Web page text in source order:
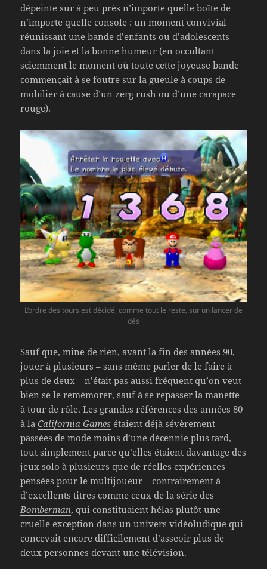
dépeinte sur à peu près n’importe quelle boîte de
n’importe quelle console : un moment convivial
réunissant une bande d’enfants ou d’adolescents
dans la joie et la bonne humeur (en occultant
sciemment le moment où toute cette joyeuse bande
commençait à se foutre sur la gueule à coups de
mobilier à cause d’un zerg rush ou d’une carapace
rouge).
L’ordre des tours est décidé, comme tout le reste, sur un lancer de
dés
Sauf que, mine de rien, avant la fin des années 90,
jouer à plusieurs – sans même parler de le faire à
plus de deux – n’était pas aussi fréquent qu’on veut
bien se le remémorer, sauf à se repasser la manette
à tour de rôle. Les grandes références des années 80
à laCalifornia Games étaient déjà sévèrement
passées de mode moins d’une décennie plus tard,
tout simplement parce qu’elles étaient davantage des
jeux solo à plusieurs que de réelles expériences
pensées pour le multijoueur – contrairement à
d’excellents titres comme ceux de la série des
Bomberman, qui constituaient hélas plutôt une
cruelle exception dans un univers vidéoludique qui
concevait encore difficilement d’asseoir plus de
deux personnes devant une télévision.